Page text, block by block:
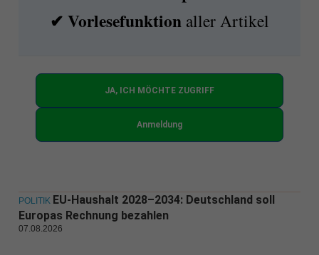
✔Vorlesefunktion aller Artikel
JA, ICH MÖCHTE ZUGRIFF
Anmeldung
POLITIK EU-Haushalt 2028–2034: Deutschland soll
Europas Rechnung bezahlen
07.08.2026